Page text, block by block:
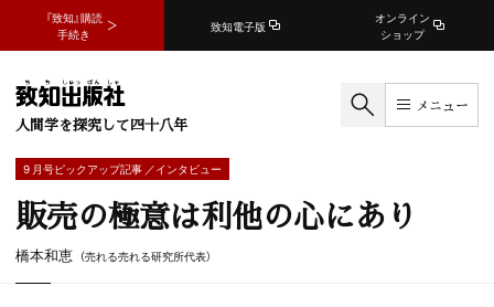
『致知』購読
手続き
致知電子版
オンライン
ショップ
人間学を探究して四十八年
メニュー
9 月号ピックアップ記事 ／インタビュー
販売の極意は利他の心にあり
橋本和恵 （売れる売れる研究所代表）